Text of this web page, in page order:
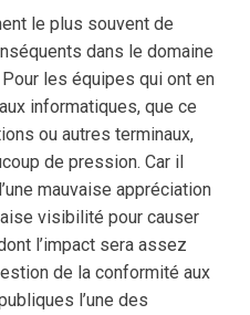
le plus souvent de
dans le domaine
les équipes qui ont en
informatiques, que ce
ou autres terminaux,
de pression. Car il
mauvaise appréciation
visibilité pour causer
l’impact sera assez
de la conformité aux
l’une des